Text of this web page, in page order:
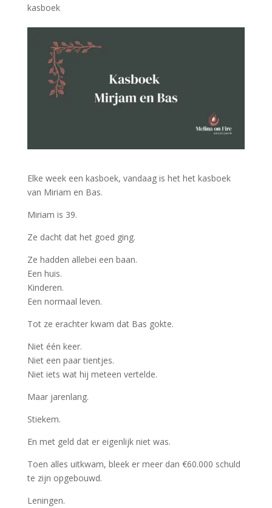
kasboek
Elke week een kasboek, vandaag is het het kasboek
van Miriam en Bas.
Miriam is 39.
Ze dacht dat het goed ging.
Ze hadden allebei een baan.
Een huis.
Kinderen.
Een normaal leven.
Tot ze erachter kwam dat Bas gokte.
Niet één keer.
Niet een paar tientjes.
Niet iets wat hij meteen vertelde.
Maar jarenlang.
Stiekem.
En met geld dat er eigenlijk niet was.
Toen alles uitkwam, bleek er meer dan €60.000 schuld
te zijn opgebouwd.
Leningen.